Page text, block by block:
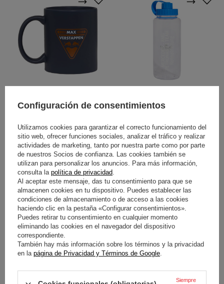
TAZA CERÁMICA RED BULL
RACING F1 MAX
20,70 € artículo
BIDÓN MERCEDES AMG F1
BLUE WONDER 2026
20,70 €
OPORTUNIDAD
TAZA DE CERÁMICA SPARCO
TAZA DE VIAJE MCLAREN F1
Configuración de consentimientos
Utilizamos cookies para garantizar el correcto funcionamiento del
sitio web, ofrecer funciones sociales, analizar el tráfico y realizar
actividades de marketing, tanto por nuestra parte como por parte
de nuestros Socios de confianza. Las cookies también se
utilizan para personalizar los anuncios. Para más información,
consulta la política de privacidad.
Al aceptar este mensaje, das tu consentimiento para que se
almacenen cookies en tu dispositivo. Puedes establecer las
condiciones de almacenamiento o de acceso a las cookies
haciendo clic en la pestaña «Configurar consentimientos».
Puedes retirar tu consentimiento en cualquier momento
eliminando las cookies en el navegador del dispositivo
correspondiente.
También hay más información sobre los términos y la privacidad
en la página de Privacidad y Términos de Google.
Siempre